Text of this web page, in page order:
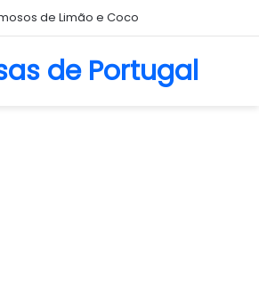
de Portugal